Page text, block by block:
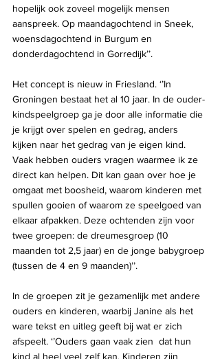
hopelijk ook zoveel mogelijk mensen
aanspreek. Op maandagochtend in Sneek,
woensdagochtend in Burgum en
donderdagochtend in Gorredijk’’.
Het concept is nieuw in Friesland. ‘’In
Groningen bestaat het al 10 jaar. In de ouder-
kindspeelgroep ga je door alle informatie die
je krijgt over spelen en gedrag, anders
kijken naar het gedrag van je eigen kind.
Vaak hebben ouders vragen waarmee ik ze
direct kan helpen. Dit kan gaan over hoe je
omgaat met boosheid, waarom kinderen met
spullen gooien of waarom ze speelgoed van
elkaar afpakken. Deze ochtenden zijn voor
twee groepen: de dreumesgroep (10
maanden tot 2,5 jaar) en de jonge babygroep
(tussen de 4 en 9 maanden)’’.
In de groepen zit je gezamenlijk met andere
ouders en kinderen, waarbij Janine als het
ware tekst en uitleg geeft bij wat er zich
afspeelt. ‘’Ouders gaan vaak zien  dat hun
kind al heel veel zelf kan. Kinderen zijn